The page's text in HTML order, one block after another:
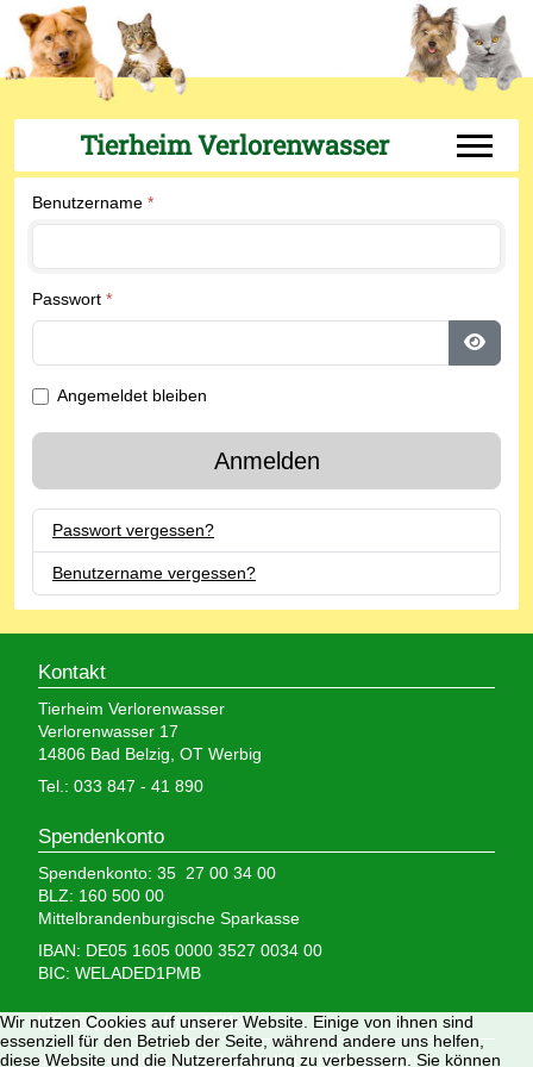
Tierheim Verlorenwasser Off-
Benutzername *
Passwort *
Angemeldet bleiben
Anmelden
Passwort vergessen?
Benutzername vergessen?
Kontakt
Tierheim Verlorenwasser
Verlorenwasser 17
14806 Bad Belzig, OT Werbig
Tel.: 033 847 - 41 890
Spendenkonto
Spendenkonto: 35 27 00 34 00
BLZ: 160 500 00
Mittelbrandenburgische Sparkasse
IBAN: DE05 1605 0000 3527 0034 00
BIC: WELADED1PMB
Wir brauchen Ihre Hilfe,
denn wir erhalten keinerlei staatliche Hilfe, sondern
Wir nutzen Cookies auf unserer Website. Einige von ihnen sind
essenziell für den Betrieb der Seite, während andere uns helfen,
diese Website und die Nutzererfahrung zu verbessern. Sie können